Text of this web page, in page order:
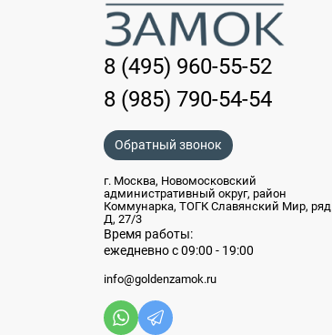
8 (495) 960-55-52
8 (985) 790-54-54
Обратный звонок
г. Москва, Новомосковский
административный округ, район
Коммунарка, ТОГК Славянский Мир, ряд
Д, 27/3
Время работы:
ежедневно с 09:00 - 19:00
info@goldenzamok.ru